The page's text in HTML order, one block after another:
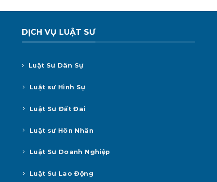
DỊCH VỤ LUẬT SƯ
Luật Sư Dân Sự
Luật sư Hình Sự
Luật Sư Đất Đai
Luật sư Hôn Nhân
Luật Sư Doanh Nghiệp
Luật Sư Lao Động